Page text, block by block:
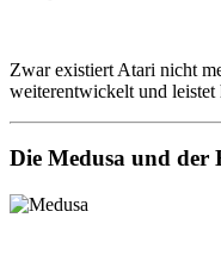
Zwar existiert Atari nicht
weiterentwickelt und leistet
Die Medusa und der